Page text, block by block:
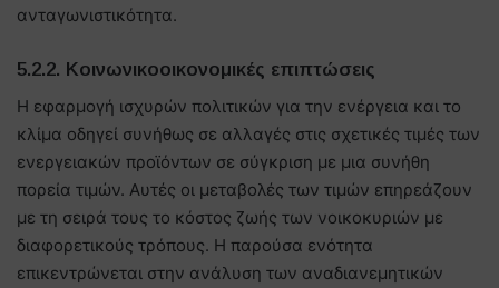
ανταγωνιστικότητα.
5.2.2. Κοινωνικοοικονομικές επιπτώσεις
Η εφαρμογή ισχυρών πολιτικών για την ενέργεια και το
κλίμα οδηγεί συνήθως σε αλλαγές στις σχετικές τιμές των
ενεργειακών προϊόντων σε σύγκριση με μια συνήθη
πορεία τιμών. Αυτές οι μεταβολές των τιμών επηρεάζουν
με τη σειρά τους το κόστος ζωής των νοικοκυριών με
διαφορετικούς τρόπους. Η παρούσα ενότητα
επικεντρώνεται στην ανάλυση των αναδιανεμητικών